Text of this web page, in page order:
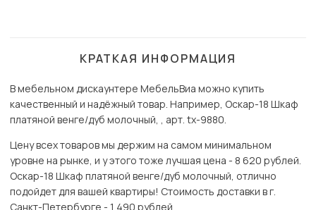
КРАТКАЯ ИНФОРМАЦИЯ
В мебельном дискаунтере МебельВиа можно купить
качественный и надёжный товар. Например, Оскар-18 Шкаф
платяной венге/дуб молочный, , арт. tx-9880.
Цену всех товаров мы держим на самом минимальном
уровне на рынке, и у этого тоже лучшая цена - 8 620 рублей.
Оскар-18 Шкаф платяной венге/дуб молочный, отлично
подойдет для вашей квартиры! Стоимость доставки в г.
Санкт-Петербурге - 1 490 рублей.